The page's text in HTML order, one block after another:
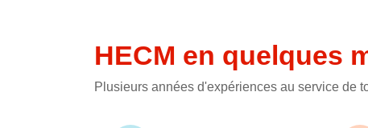
HECM en quelques
Plusieurs années d'expériences au service de